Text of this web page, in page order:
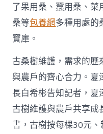
了果用桑、蠶用桑、菜
桑等包養網多種用處的
寶庫。
古桑樹維護，需求的歷
與農戶的齊心合力。夏
長白希彬告知記者，夏
古樹維護與農戶共享成
書，古樹按每棵30元